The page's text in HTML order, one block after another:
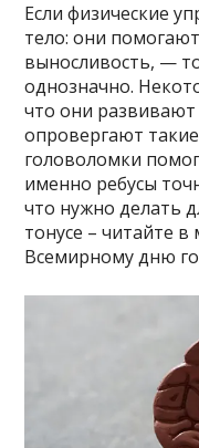
Если физические
тело: они
выносливость, —
однозначно.
что они
опровергают
головоломки
именно ребусы
что нужно делать
тонусе – читайте в
Всемирному дню